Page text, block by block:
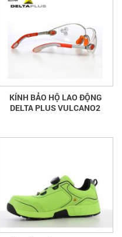
KÍNH BẢO HỘ LAO ĐỘNG
DELTA PLUS VULCANO2